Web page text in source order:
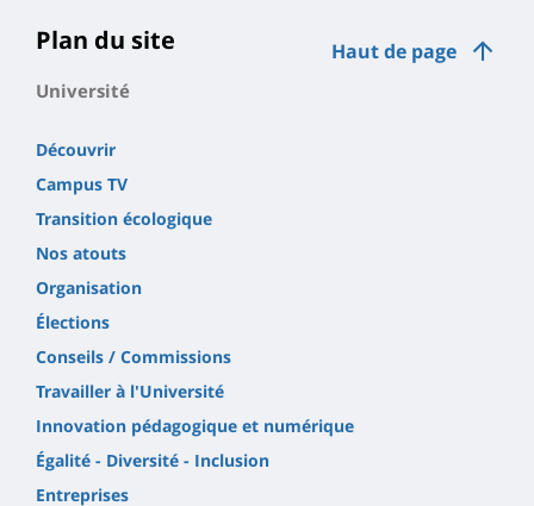
Haut de page
Plan du site
Université
Découvrir
Campus TV
Transition écologique
Nos atouts
Organisation
Élections
Conseils / Commissions
Travailler à l'Université
Innovation pédagogique et numérique
Égalité - Diversité - Inclusion
Entreprises